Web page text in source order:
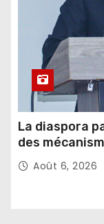
La diaspora
des
Août 6, 2026